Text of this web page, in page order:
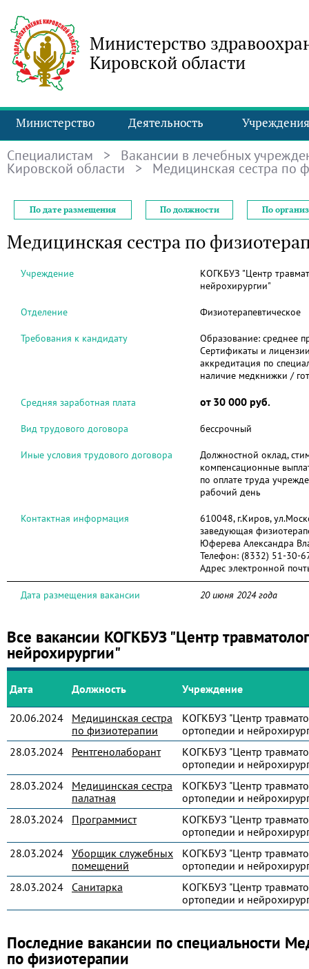
Министерство
Кировской области
Министерство Деятельность Учреждения
Специалистам > Вакансии в лечебных
Кировской области > Медицинская сестра по
По дате размещения По должности По
Медицинская сестра по
Учреждение
КОГКБУЗ "Центр
нейрохирургии"
Отделение Физиотерапевтическое
Требования к кандидату Образование: среднее
Сертификаты и
аккредитация по
наличие медкнижки /
Средняя заработная плата от 30 000 руб.
Вид трудового договора бессрочный
Иные условия трудового договора
Должностной оклад,
компенсационные
по оплате труда
рабочий день
Контактная информация
610048, г.Киров,
заведующая
Юферева Александра
Телефон: (8332) 51-30-
Адрес электронной
Дата размещения вакансии 20 июня 2024 года
Все вакансии КОГКБУЗ "Центр
нейрохирургии"
Дата Должность Учреждение
20.06.2024
Медицинская сестра
по физиотерапии
КОГКБУЗ "Центр
ортопедии и
28.03.2024
Рентгенолаборант
КОГКБУЗ "Центр
ортопедии и
28.03.2024
Медицинская сестра
палатная
КОГКБУЗ "Центр
ортопедии и
28.03.2024
Программист
КОГКБУЗ "Центр
ортопедии и
28.03.2024 Уборщик служебных
помещений
КОГКБУЗ "Центр
ортопедии и
28.03.2024
Санитарка
КОГКБУЗ "Центр
ортопедии и
Последние вакансии по специальности
по физиотерапии